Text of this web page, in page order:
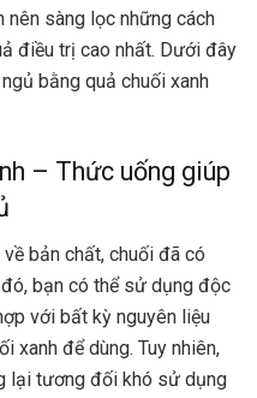
nên sàng lọc những cách
điều trị cao nhất. Dưới đây
bằng quả chuối xanh
– Thức uống giúp
bản chất, chuối đã có
bạn có thể sử dụng độc
với bất kỳ nguyên liệu
xanh để dùng. Tuy nhiên,
lại tương đối khó sử dụng